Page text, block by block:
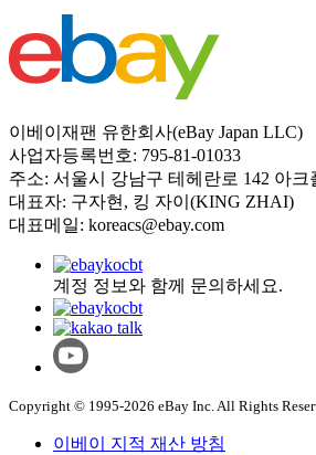
이베이재팬 유한회사(eBay Japan LLC)
사업자등록번호: 795-81-01033
주소: 서울시 강남구 테헤란로 142 아크
대표자: 구자현, 킹 자이(KING ZHAI)
대표메일: koreacs@ebay.com
계정 정보와 함께 문의하세요.
Copyright © 1995-2026 eBay Inc. All Rights
이베이 지적 재산 방침